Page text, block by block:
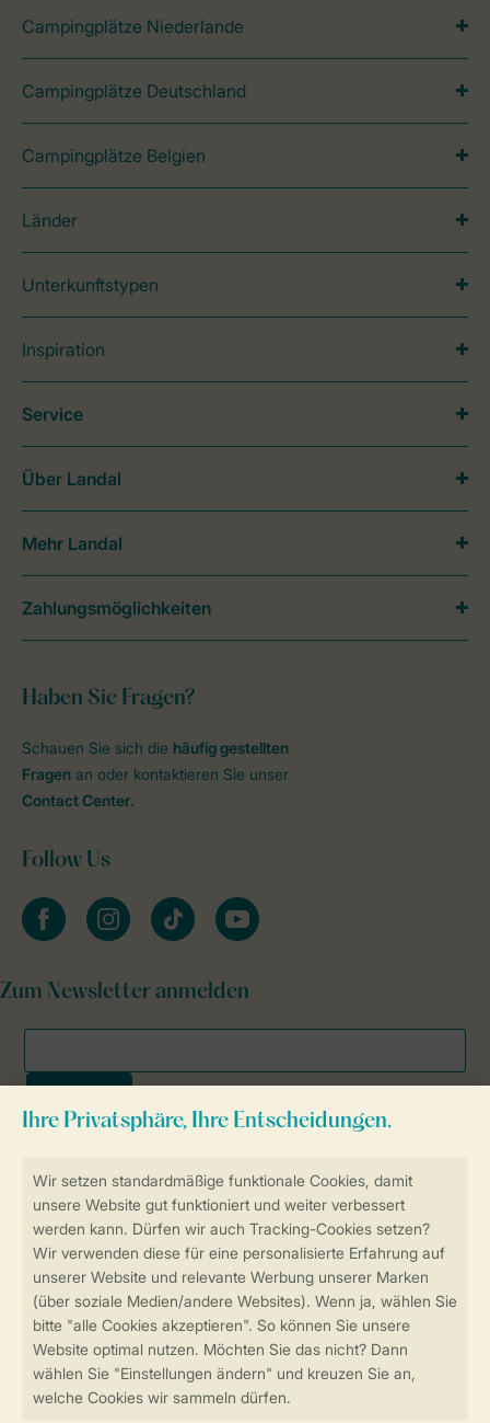
Sicherstellung Deiner Privatsphäre
Sicher und schnell zur Online-Buchung
SSL-Verschlüsselung
Sichere Datenübertragung
Sicheres Bezahlen
Campingplätze Niederlande
Campingplätze Deutschland
Campingplätze Belgien
Länder
Unterkunftstypen
Inspiration
Haben Sie Fragen?
Schauen Sie sich die häufig gestellten
Fragen an oder kontaktieren Sie unser
Contact Center.
Follow Us
facebookinstagramtiktok youtube
Zum Newsletter anmelden
Service
Über Landal
Mehr Landal
Zahlungsmöglichkeiten